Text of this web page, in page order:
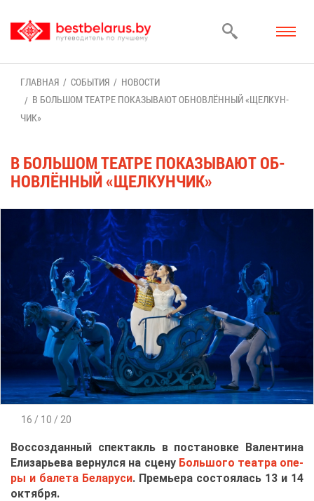
ГЛАВ­НАЯ СО­БЫ­ТИЯ
НО­ВО­СТИ
В БОЛЬ­ШОМ ТЕ­АТ­РЕ ПО­КА­ЗЫ­ВА­ЮТ ОБ­НОВ­ЛЁН­НЫЙ «ЩЕЛ­КУН­
ЧИК»
В БОЛЬ­ШОМ ТЕ­АТ­РЕ ПО­КА­ЗЫ­ВА­ЮТ ОБ­
НОВ­ЛЁН­НЫЙ «ЩЕЛ­КУН­ЧИК»
16 / 10 / 20
Вос­со­здан­ный спек­такль в по­ста­нов­ке Ва­лен­ти­на
Ели­за­рье­ва вер­нул­ся на сце­ну Боль­шо­го те­ат­ра опе­
ры и ба­ле­та Бе­ла­ру­си. Пре­мье­ра со­сто­я­лась 13 и 14
ок­тяб­ря.